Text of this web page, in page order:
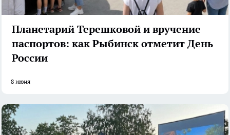
Планетарий Терешковой и вручение
паспортов: как Рыбинск отметит День
России
8 июня